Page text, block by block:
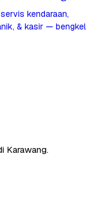
kendaraan,
& kasir — bengkel
Karawang.